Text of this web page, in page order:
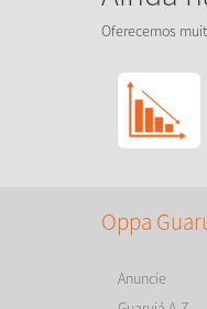
Oferecemos
Oppa
Anuncie